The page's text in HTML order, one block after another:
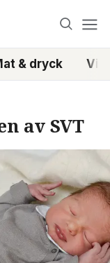
& dryck
av SVT